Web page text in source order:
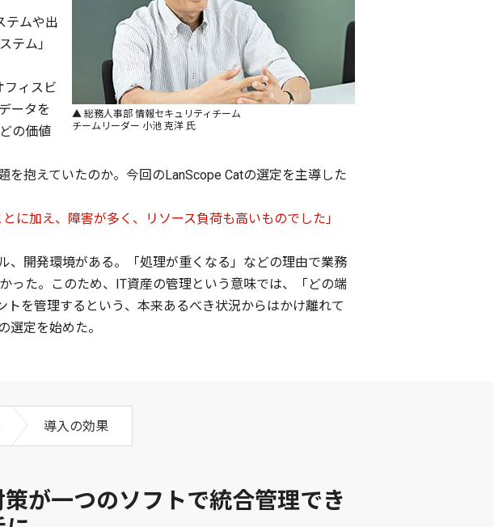
▲ 総務人事部 情報セキュリティチーム
チームリーダー 小池 克洋 氏
テムや出
テム」
フィスビ
ータを
の価値
抱えていたのか。今回のLanScope Catの選定を主導した
に加え、障害が多く、リソース負荷も高いものでした」
、開発環境がある。「処理が重くなる」などの理由で業務
った。このため、IT資産の管理という意味では、「どの端
を管理するという、本来あるべき状況からはかけ離れて
定を始めた。
が一つのソフトで統合管理でき
導入の効果